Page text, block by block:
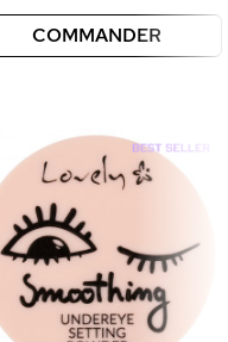
COMMANDER